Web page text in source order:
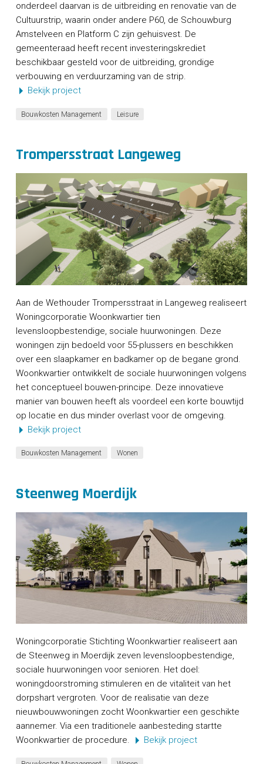
onderdeel daarvan is de uitbreiding en renovatie van de
Cultuurstrip, waarin onder andere P60, de Schouwburg
Amstelveen en Platform C zijn gehuisvest. De
gemeenteraad heeft recent investeringskrediet
beschikbaar gesteld voor de uitbreiding, grondige
verbouwing en verduurzaming van de strip.
Bekijk project
Bouwkosten Management Leisure
Trompersstraat Langeweg
Aan de Wethouder Trompersstraat in Langeweg realiseert
Woningcorporatie Woonkwartier tien
levensloopbestendige, sociale huurwoningen. Deze
woningen zijn bedoeld voor 55-plussers en beschikken
over een slaapkamer en badkamer op de begane grond.
Woonkwartier ontwikkelt de sociale huurwoningen volgens
het conceptueel bouwen-principe. Deze innovatieve
manier van bouwen heeft als voordeel een korte bouwtijd
op locatie en dus minder overlast voor de omgeving.
Bekijk project
Bouwkosten Management Wonen
Steenweg Moerdijk
Woningcorporatie Stichting Woonkwartier realiseert aan
de Steenweg in Moerdijk zeven levensloopbestendige,
sociale huurwoningen voor senioren. Het doel:
woningdoorstroming stimuleren en de vitaliteit van het
dorpshart vergroten. Voor de realisatie van deze
nieuwbouwwoningen zocht Woonkwartier een geschikte
aannemer. Via een traditionele aanbesteding startte
Woonkwartier de procedure.
Bekijk project